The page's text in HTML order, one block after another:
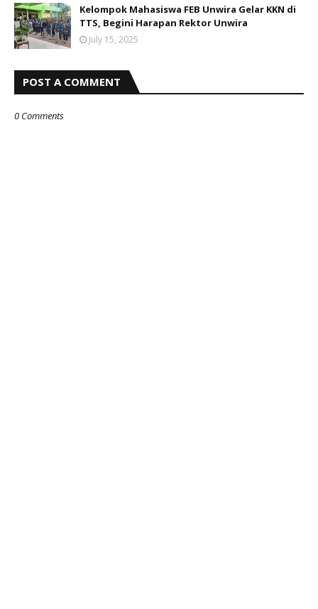
Kelompok Mahasiswa FEB Unwira Gelar KKN di
TTS, Begini Harapan Rektor Unwira
July 15, 2025
POST A COMMENT
0 Comments